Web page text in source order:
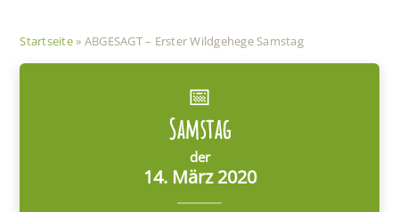
Startseite» ABGESAGT – Erster Wildgehege Samstag
📅
Samstag
der
14. März 2020